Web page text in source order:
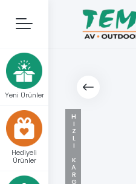
Yeni Ürünler
Hediyeli
Ürünler
HIZLI KARGO